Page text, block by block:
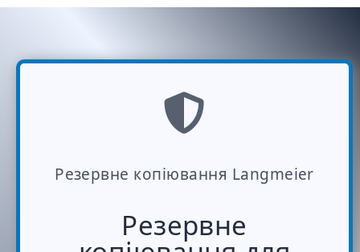
Резервне копіювання Langmeier
Резервне